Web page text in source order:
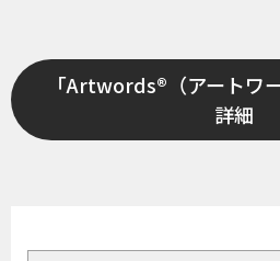
「Artwords®（アートワ
詳細